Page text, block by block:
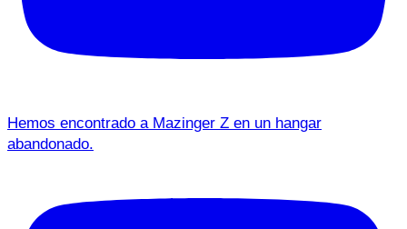
Hemos encontrado a Mazinger Z en un hangar
abandonado.